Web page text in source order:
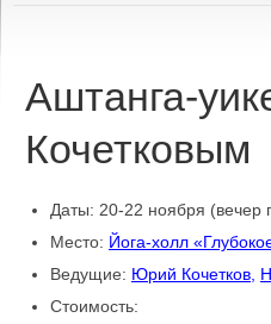
Аштанга-
Кочетковым
Даты: 20-22 ноября (вечер
Место: Йога-холл
Ведущие: Юрий Кочетков,
Стоимость: